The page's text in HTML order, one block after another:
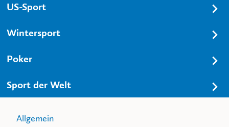
US-Sport
Wintersport
Poker
Sport der Welt
Allgemein